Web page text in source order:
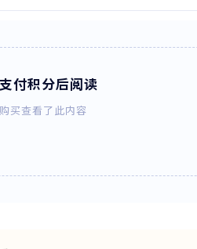
付积分后阅读
买查看了此内容